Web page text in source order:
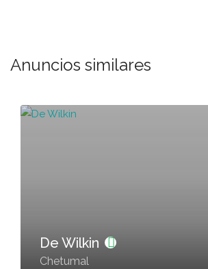
Anuncios similares
De Wilkin
Chetumal